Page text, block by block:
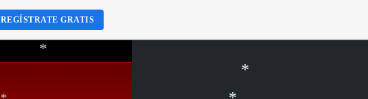
REGÍSTRATE GRATIS